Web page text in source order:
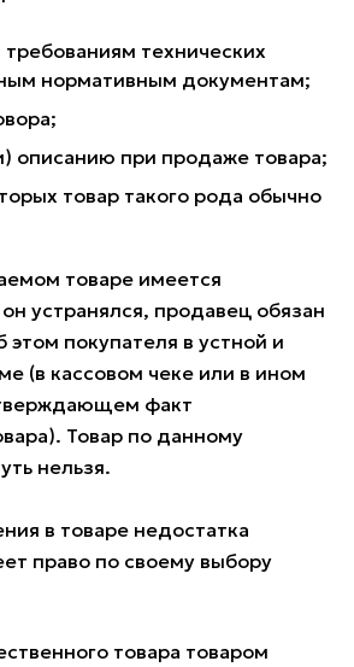
технических
нормативным документам;
описанию при продаже товара;
товар такого рода обычно
товаре имеется
устранялся, продавец обязан
покупателя в устной и
(в кассовом чеке или в ином
факт
Товар по данному
нельзя.
в товаре недостатка
право по своему выбору
товара товаром